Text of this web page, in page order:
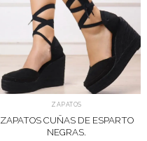
ZAPATOS
ZAPATOS CUÑAS DE ESPARTO
NEGRAS.